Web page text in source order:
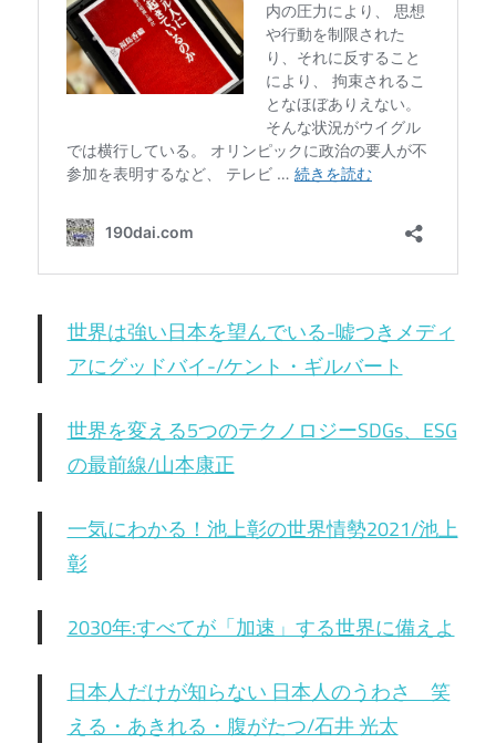
世界は強い日本を望んでいる-嘘つきメディ
アにグッドバイ-/ケント・ギルバート
世界を変える5つのテクノロジーSDGs、ESG
の最前線/山本康正
一気にわかる！池上彰の世界情勢2021/池上
彰
2030年:すべてが「加速」する世界に備えよ
日本人だけが知らない 日本人のうわさ 笑
える・あきれる・腹がたつ/石井 光太